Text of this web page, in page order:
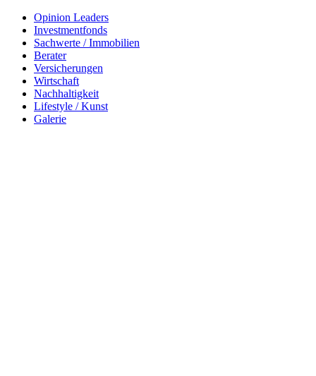
Opinion Leaders
Investmentfonds
Sachwerte / Immobilien
Berater
Versicherungen
Wirtschaft
Nachhaltigkeit
Lifestyle / Kunst
Galerie